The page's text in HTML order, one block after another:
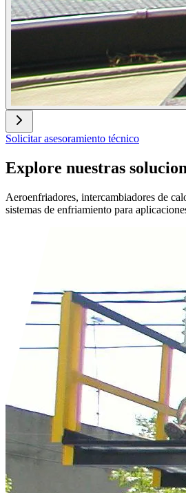
Solicitar asesoramiento técnico
Explore nuestras
Aeroenfriadores, intercambiadores de
sistemas de enfriamiento para